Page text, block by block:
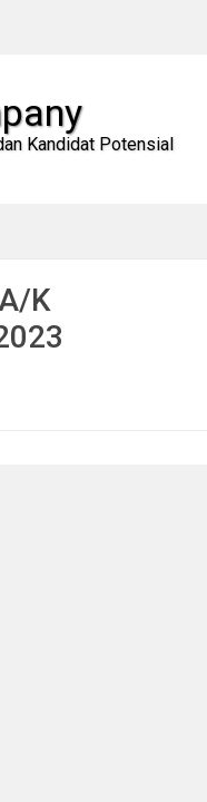
Kandidat Potensial
K